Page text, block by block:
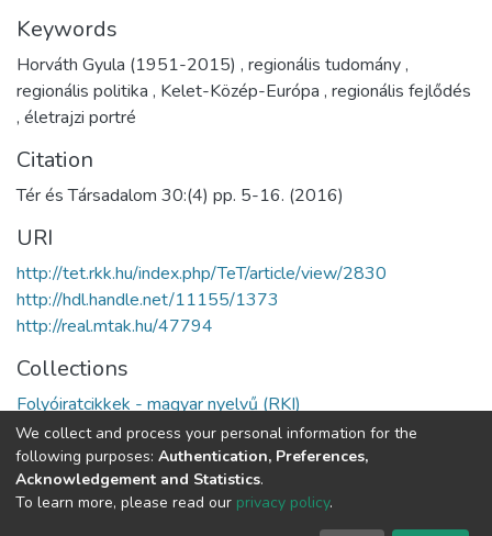
Keywords
Horváth Gyula (1951-2015) , regionális tudomány,
regionális politika , Kelet-Közép-Európa , regionális fejlődés
, életrajzi portré
Citation
Tér és Társadalom 30:(4) pp. 5-16. (2016)
URI
http://tet.rkk.hu/index.php/TeT/article/view/2830
http://hdl.handle.net/11155/1373
http://real.mtak.hu/47794
Collections
Folyóiratcikkek - magyar nyelvű (RKI)
Full item page
We collect and process your personal information for the
following purposes: Authentication, Preferences,
Acknowledgement and Statistics.
To learn more, please read our privacy policy.